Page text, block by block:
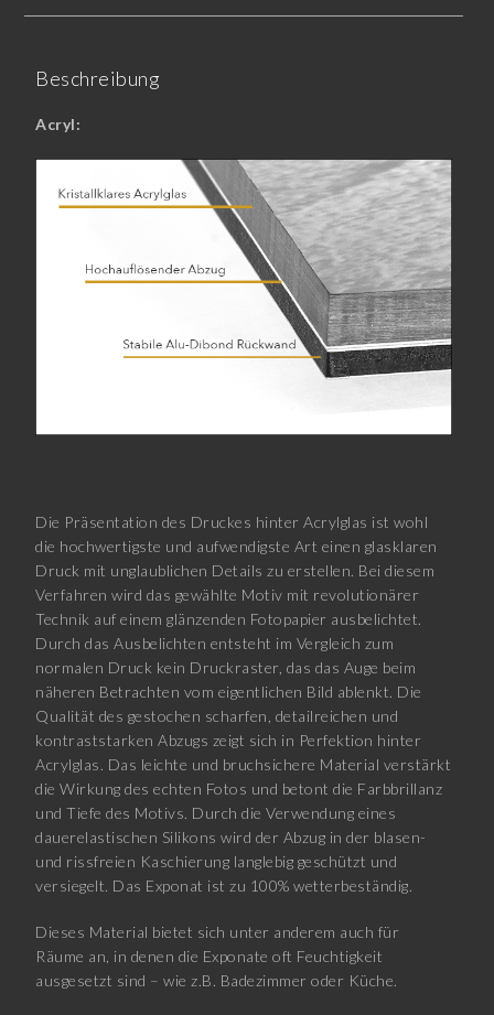
Beschreibung
Acryl:
Die Präsentation des Druckes hinter Acrylglas ist wohl
die hochwertigste und aufwendigste Art einen glasklaren
Druck mit unglaublichen Details zu erstellen. Bei diesem
Verfahren wird das gewählte Motiv mit revolutionärer
Technik auf einem glänzenden Fotopapier ausbelichtet.
Durch das Ausbelichten entsteht im Vergleich zum
normalen Druck kein Druckraster, das das Auge beim
näheren Betrachten vom eigentlichen Bild ablenkt. Die
Qualität des gestochen scharfen, detailreichen und
kontraststarken Abzugs zeigt sich in Perfektion hinter
Acrylglas. Das leichte und bruchsichere Material verstärkt
die Wirkung des echten Fotos und betont die Farbbrillanz
und Tiefe des Motivs. Durch die Verwendung eines
dauerelastischen Silikons wird der Abzug in der blasen-
und rissfreien Kaschierung langlebig geschützt und
versiegelt. Das Exponat ist zu 100% wetterbeständig.
Dieses Material bietet sich unter anderem auch für
Räume an, in denen die Exponate oft Feuchtigkeit
ausgesetzt sind – wie z.B. Badezimmer oder Küche.